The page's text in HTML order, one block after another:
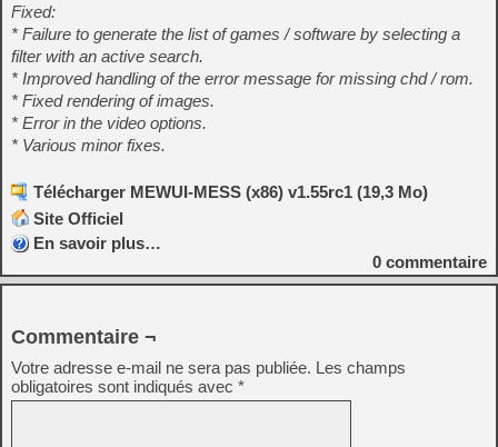
Fixed:
* Failure to generate the list of games / software by selecting a
filter with an active search.
* Improved handling of the error message for missing chd / rom.
* Fixed rendering of images.
* Error in the video options.
* Various minor fixes.
Télécharger MEWUI-MESS (x86) v1.55rc1 (19,3 Mo)
Site Officiel
En savoir plus…
0 commentaire
Commentaire ¬
Votre adresse e-mail ne sera pas publiée. Les champs
obligatoires sont indiqués avec *